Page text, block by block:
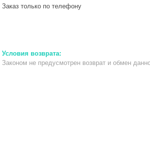
Заказ только по телефону
Законом не предусмотрен возврат и обмен